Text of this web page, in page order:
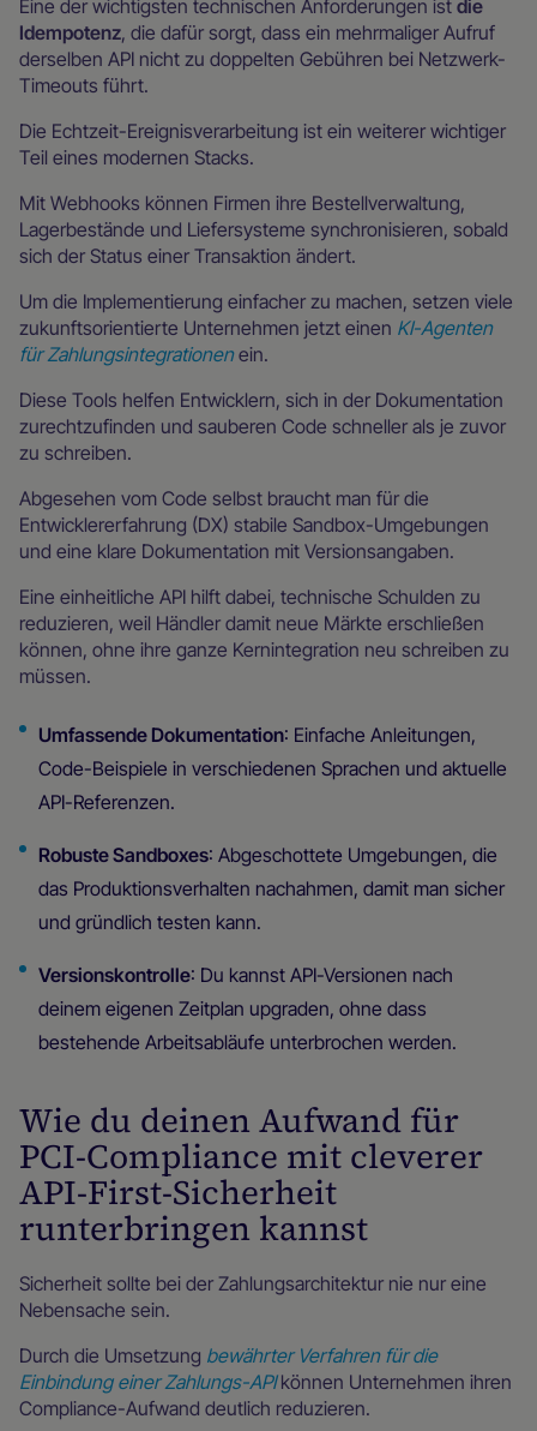
Eine der wichtigsten technischen Anforderungen ist die
Idempotenz, die dafür sorgt, dass ein mehrmaliger Aufruf
derselben API nicht zu doppelten Gebühren bei Netzwerk-
Timeouts führt.
Die Echtzeit-Ereignisverarbeitung ist ein weiterer wichtiger
Teil eines modernen Stacks.
Mit Webhooks können Firmen ihre Bestellverwaltung,
Lagerbestände und Liefersysteme synchronisieren, sobald
sich der Status einer Transaktion ändert.
Um die Implementierung einfacher zu machen, setzen viele
zukunftsorientierte Unternehmen jetzt einen KI-Agenten
für Zahlungsintegrationenein.
Diese Tools helfen Entwicklern, sich in der Dokumentation
zurechtzufinden und sauberen Code schneller als je zuvor
zu schreiben.
Abgesehen vom Code selbst braucht man für die
Entwicklererfahrung (DX) stabile Sandbox-Umgebungen
und eine klare Dokumentation mit Versionsangaben.
Eine einheitliche API hilft dabei, technische Schulden zu
reduzieren, weil Händler damit neue Märkte erschließen
können, ohne ihre ganze Kernintegration neu schreiben zu
müssen.
Umfassende Dokumentation: Einfache Anleitungen,
Code-Beispiele in verschiedenen Sprachen und aktuelle
API-Referenzen.
Robuste Sandboxes: Abgeschottete Umgebungen, die
das Produktionsverhalten nachahmen, damit man sicher
und gründlich testen kann.
Versionskontrolle: Du kannst API-Versionen nach
deinem eigenen Zeitplan upgraden, ohne dass
bestehende Arbeitsabläufe unterbrochen werden.
Wie du deinen Aufwand für
PCI-Compliance mit cleverer
API-First-Sicherheit
runterbringen kannst
Sicherheit sollte bei der Zahlungsarchitektur nie nur eine
Nebensache sein.
Durch die Umsetzung bewährter Verfahren für die
Einbindung einer Zahlungs-APIkönnen Unternehmen ihren
Compliance-Aufwand deutlich reduzieren.